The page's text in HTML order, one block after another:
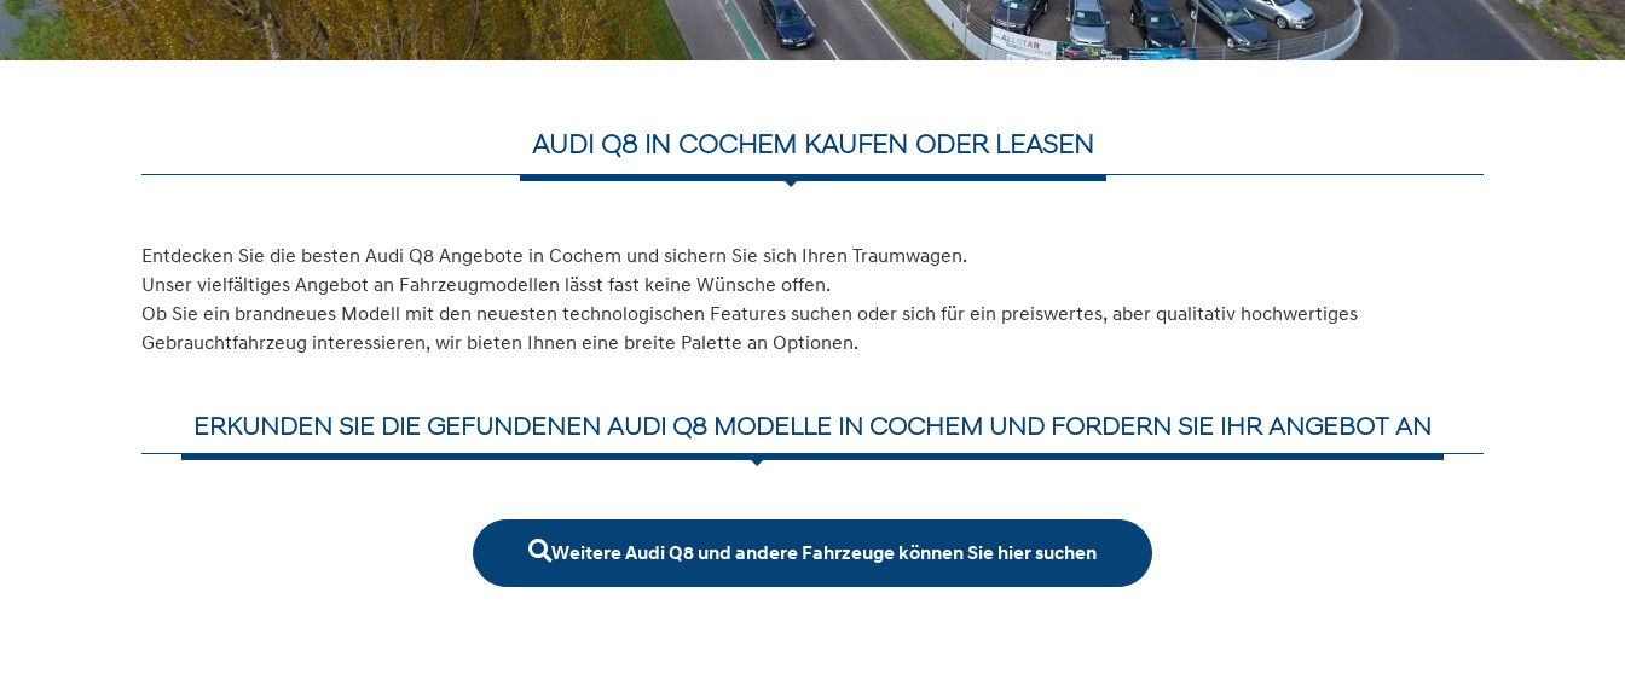
AUDI Q8 IN COCHEM KAUFEN ODER LEASEN
Entdecken Sie die besten Audi Q8 Angebote in Cochem und sichern Sie sich Ihren Traumwagen.
Unser vielfältiges Angebot an Fahrzeugmodellen lässt fast keine Wünsche offen.
Ob Sie ein brandneues Modell mit den neuesten technologischen Features suchen oder sich für ein preiswertes, aber qualitativ hochwertiges
Gebrauchtfahrzeug interessieren, wir bieten Ihnen eine breite Palette an Optionen.
ERKUNDEN SIE DIE GEFUNDENEN AUDI Q8 MODELLE IN COCHEM UND FORDERN SIE IHR ANGEBOT AN
Weitere Audi Q8 und andere Fahrzeuge können Sie hier suchen